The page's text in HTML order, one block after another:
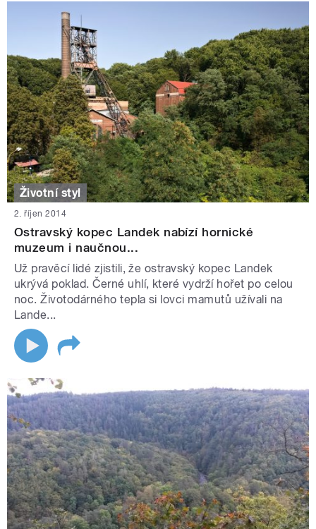
Životní styl
2. říjen 2014
Ostravský kopec Landek nabízí hornické
muzeum i naučnou...
Už pravěcí lidé zjistili, že ostravský kopec Landek
ukrývá poklad. Černé uhlí, které vydrží hořet po celou
noc. Životodárného tepla si lovci mamutů užívali na
Lande...